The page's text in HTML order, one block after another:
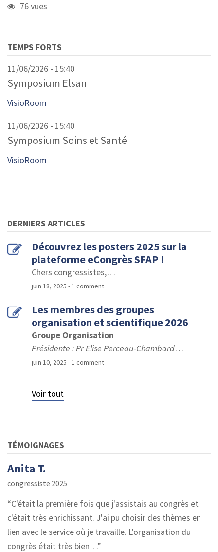
76 vues
TEMPS FORTS
11/06/2026 - 15:40
Symposium Elsan
VisioRoom
11/06/2026 - 15:40
Symposium Soins et Santé
VisioRoom
DERNIERS ARTICLES
Découvrez les posters 2025 sur la
plateforme eCongrès SFAP !
Chers congressistes,…
juin 18, 2025 - 1 comment
Les membres des groupes
organisation et scientifique 2026
Groupe Organisation
Présidente : Pr Elise Perceau-Chambard…
juin 10, 2025 - 1 comment
Voir tout
TÉMOIGNAGES
Anita T.
congressiste 2025
C'était la première fois que j'assistais au congrès et
c'était très enrichissant. J'ai pu choisir des thèmes en
lien avec le service où je travaille. L'organisation du
congrès était très bien…